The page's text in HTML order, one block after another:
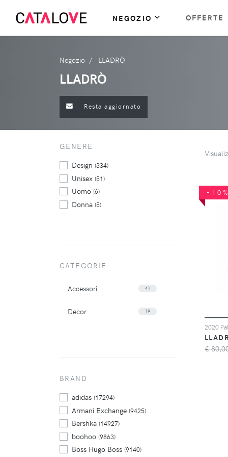
NEGOZIO OFFERTE
Negozio LLADRÒ
LLADRÒ
Resta aggiornato
-10%
€
GENERE
Design (334)
Unisex (51)
Uomo (6)
Donna (5)
CATEGORIE
Accessori 41
Decor 19
BRAND
adidas (17294)
Armani Exchange (9425)
Bershka (14927)
boohoo (9863)
Boss Hugo Boss (9140)